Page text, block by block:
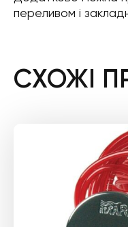
переливом і
СХОЖІ